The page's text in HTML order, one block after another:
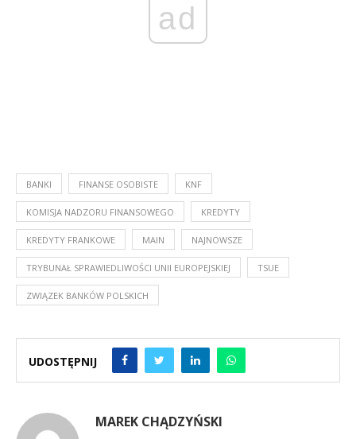
ad
BANKI FINANSE OSOBISTE KNF
KOMISJA NADZORU FINANSOWEGO KREDYTY
KREDYTY FRANKOWE MAIN NAJNOWSZE
TRYBUNAŁ SPRAWIEDLIWOŚCI UNII EUROPEJSKIEJ TSUE
ZWIĄZEK BANKÓW POLSKICH
UDOSTĘPNIJ
MAREK CHĄDZYŃSKI